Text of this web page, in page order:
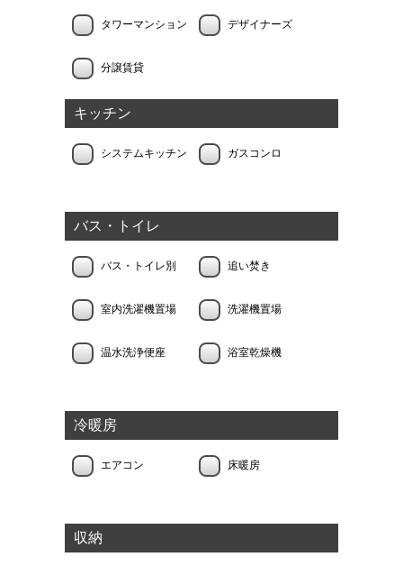
タワーマンション デザイナーズ
分譲賃貸
キッチン
システムキッチン ガスコンロ
バス・トイレ
バス・トイレ別 追い焚き
室内洗濯機置場 洗濯機置場
温水洗浄便座 浴室乾燥機
冷暖房
エアコン 床暖房
収納